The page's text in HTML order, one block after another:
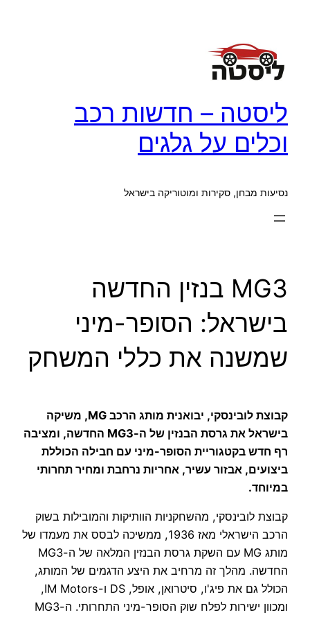
ליסטה – חדשות רכב
וכלים על גלגים
נסיעות מבחן, סקירות ומוטוריקה בישראל
MG3 בנזין החדשה
בישראל: הסופר-מיני
שמשנה את כללי המשחק
קבוצת לובינסקי, יבואנית מותג הרכב MG, משיקה
בישראל את גרסת הבנזין של ה-MG3 החדשה, ומציבה
רף חדש בקטגוריית הסופר-מיני עם חבילה הכוללת
ביצועים, אבזור עשיר, אחריות נרחבת ומחיר תחרותי
במיוחד.
קבוצת לובינסקי, מהשחקניות הוותיקות והמובילות בשוק
הרכב הישראלי מאז 1936, ממשיכה לבסס את מעמדו של
מותג MG עם השקת גרסת הבנזין המלאה של ה-MG3
החדשה. מהלך זה מרחיב את היצע הדגמים של המותג,
הכולל גם את פיג'ו, סיטרואן, אופל, DS ו-IM Motors,
ומכוון ישירות לפלח שוק הסופר-מיני התחרותי. ה-MG3